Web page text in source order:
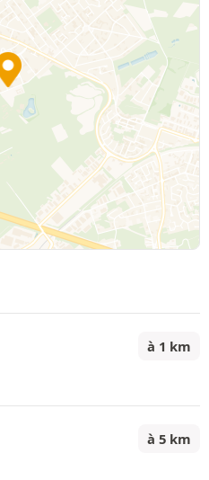
à 1 km
à 5 km